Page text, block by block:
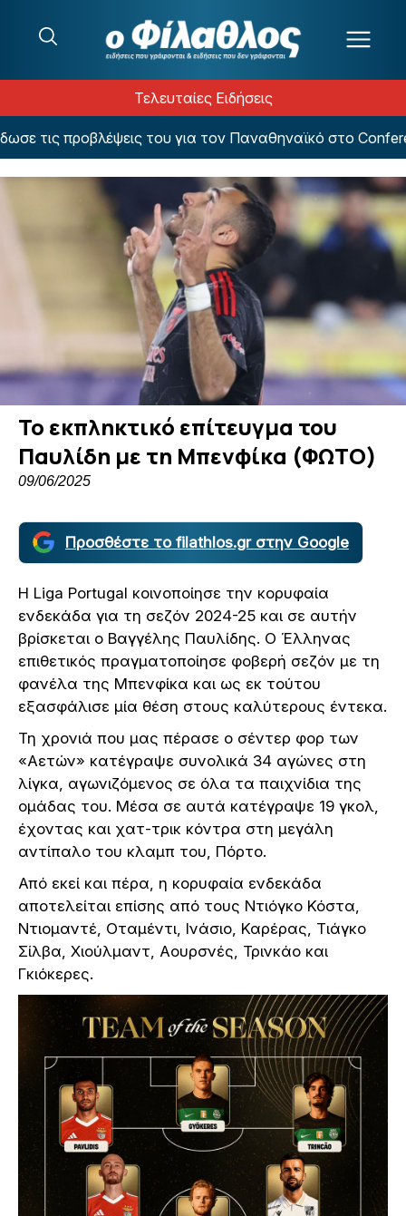
Τελευταίες Ειδήσεις
προβλέψεις του για τον Παναθηναϊκό στο
Το εκπληκτικό επίτευγμα του
Παυλίδη με τη Μπενφίκα (ΦΩΤΟ)
09/06/2025
Προσθέστε το filathlos.gr στην Google
Η Liga Portugal κοινοποίησε την κορυφαία
ενδεκάδα για τη σεζόν 2024-25 και σε αυτήν
βρίσκεται ο Βαγγέλης Παυλίδης. Ο Έλληνας
επιθετικός πραγματοποίησε φοβερή σεζόν με τη
φανέλα της Μπενφίκα και ως εκ τούτου
εξασφάλισε μία θέση στους καλύτερους έντεκα.
Τη χρονιά που μας πέρασε ο σέντερ φορ των
«Αετών» κατέγραψε συνολικά 34 αγώνες στη
λίγκα, αγωνιζόμενος σε όλα τα παιχνίδια της
ομάδας του. Μέσα σε αυτά κατέγραψε 19 γκολ,
έχοντας και χατ-τρικ κόντρα στη μεγάλη
αντίπαλο του κλαμπ του, Πόρτο.
Από εκεί και πέρα, η κορυφαία ενδεκάδα
αποτελείται επίσης από τους Ντιόγκο Κόστα,
Ντιομαντέ, Οταμέντι, Ινάσιο, Καρέρας, Τιάγκο
Σίλβα, Χιούλμαντ, Αουρσνές, Τρινκάο και
Γκιόκερες.